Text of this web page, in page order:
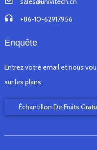
+86-10-62917956
Enquête
Entrez votre email et nous
sur les plans.
Échantillon De Fruits